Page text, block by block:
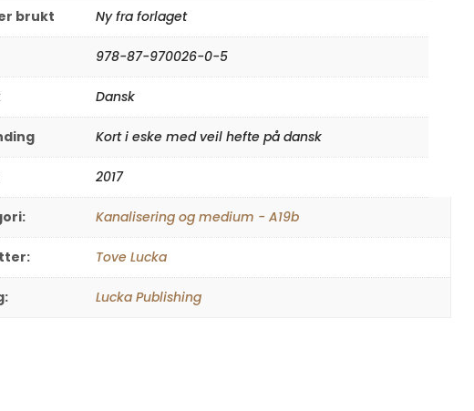
brukt Ny fra forlaget
978-87-970026-0-5
Dansk
Kort i eske med veil hefte på dansk
2017
Kanalisering og medium - A19b
Tove Lucka
Lucka Publishing